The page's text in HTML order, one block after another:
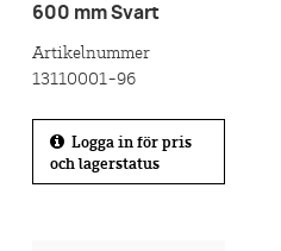
600 mm Svart
Artikelnummer
13110001-96
Logga in för pris
och lagerstatus